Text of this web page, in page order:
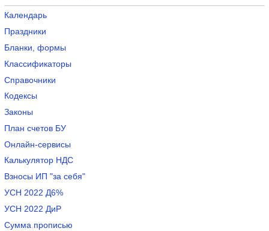
Календарь
Праздники
Бланки, формы
Классификаторы
Справочники
Кодексы
Законы
План счетов БУ
Онлайн-сервисы
Калькулятор НДС
Взносы ИП "за себя"
УСН 2022 Д6%
УСН 2022 ДиР
Сумма прописью